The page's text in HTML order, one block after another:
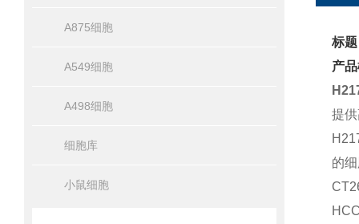
A875细胞
A549细胞
A498细胞
细胞库
小鼠细胞
标
产
提
的